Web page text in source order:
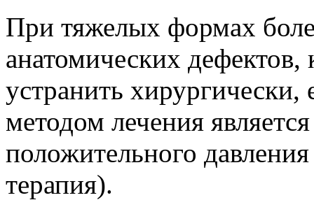
При тяжелых формах
анатомических
устранить
методом лечения
положительного
терапия).